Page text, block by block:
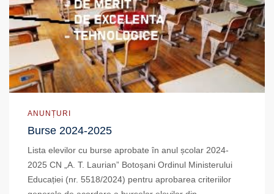
ANUNȚURI
Burse 2024-2025
Lista elevilor cu burse aprobate în anul școlar 2024-
2025 CN „A. T. Laurian” Botoșani Ordinul Ministerului
Educației (nr. 5518/2024) pentru aprobarea criteriilor